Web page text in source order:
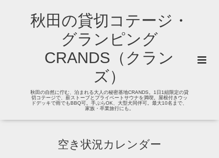
秋田の貸切コテージ・
グランピング
CRANDS（クラン
ズ）
秋田の自然に佇む、泊まれる大人の秘密基地CRANDS。1日1組限定の貸
切コテージで、薪ストーブとプライベートサウナを満喫。屋根付きウッ
ドデッキで雨でもBBQ可。手ぶらOK、大型犬同伴可。最大10名まで、
家族・卒業旅行にも。
空き状況カレンダー